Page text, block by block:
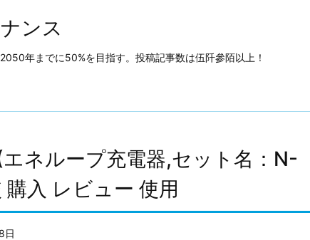
ンス
年までに50%を目指す。投稿記事数は伍阡參陌以上！
ネループ充電器,セット名：N-
入 レビュー 使用
日